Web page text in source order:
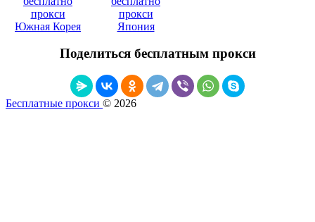
Южная Корея Япония
Поделиться бесплатным прокси
Бесплатные прокси © 2026